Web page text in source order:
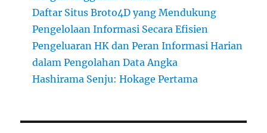
Daftar Situs Broto4D yang Mendukung
Pengelolaan Informasi Secara Efisien
Pengeluaran HK dan Peran Informasi Harian
dalam Pengolahan Data Angka
Hashirama Senju: Hokage Pertama